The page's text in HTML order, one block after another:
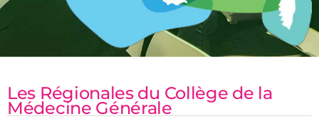
Les Régionales du Collège de la
Médecine Générale